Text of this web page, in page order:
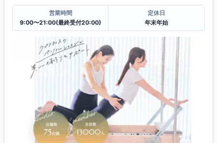
営業時間
9:00〜21:00(最終受付20:00)
定休日
年末年始